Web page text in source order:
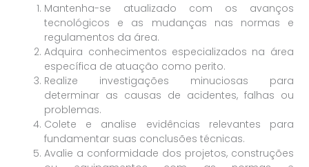
Mantenha-se atualizado com os avanços
tecnológicos e as mudanças nas normas e
regulamentos da área.
Adquira conhecimentos especializados na área
específica de atuação como perito.
Realize investigações minuciosas para
determinar as causas de acidentes, falhas ou
problemas.
Colete e analise evidências relevantes para
fundamentar suas conclusões técnicas.
Avalie a conformidade dos projetos, construções